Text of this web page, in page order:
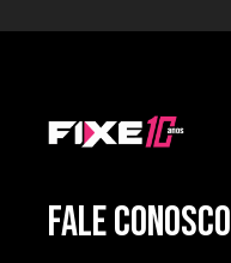
FALE CONOSCO